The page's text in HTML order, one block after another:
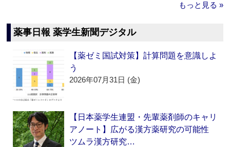
もっと見る »
薬事日報 薬学生新聞デジタル
【薬ゼミ国試対策】計算問題を意識しよ
う
2026年07月31日 (金)
【日本薬学生連盟・先輩薬剤師のキャリ
アノート】広がる漢方薬研究の可能性
ツムラ漢方研究…